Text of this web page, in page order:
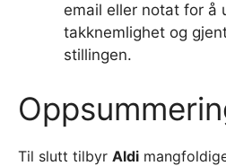
email eller notat for å
takknemlighet og
stillingen.
Til slutt tilbyr Aldi